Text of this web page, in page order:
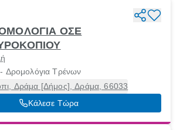
ΟΣΕ
Δρομολόγια Τρένων
Δράμα [Δήμος], Δράμα, 66033
Κάλεσε Τώρα